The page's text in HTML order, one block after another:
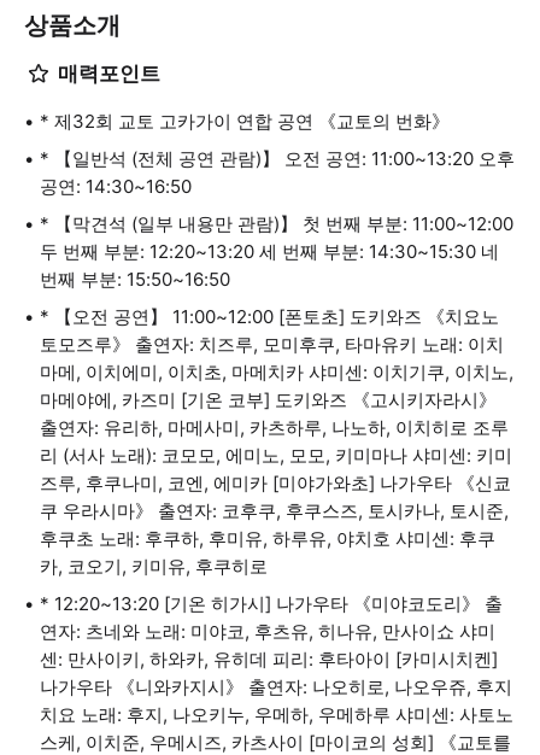
상품소개
매력포인트
* 제32회 교토 고카가이 연합 공연 《교토의 번화》
* 【일반석 (전체 공연 관람)】 오전 공연: 11:00~13:20 오후
공연: 14:30~16:50
* 【막견석 (일부 내용만 관람)】 첫 번째 부분: 11:00~12:00
두 번째 부분: 12:20~13:20 세 번째 부분: 14:30~15:30 네
번째 부분: 15:50~16:50
* 【오전 공연】 11:00~12:00 [폰토초] 도키와즈 《치요노
토모즈루》 출연자: 치즈루, 모미후쿠, 타마유키 노래: 이치
마메, 이치에미, 이치초, 마메치카 샤미센: 이치기쿠, 이치노,
마메야에, 카즈미 [기온 코부] 도키와즈 《고시키자라시》
출연자: 유리하, 마메사미, 카츠하루, 나노하, 이치히로 조루
리 (서사 노래): 코모모, 에미노, 모모, 키미마나 샤미센: 키미
즈루, 후쿠나미, 코엔, 에미카 [미야가와초] 나가우타 《신쿄
쿠 우라시마》 출연자: 코후쿠, 후쿠스즈, 토시카나, 토시준,
후쿠초 노래: 후쿠하, 후미유, 하루유, 야치호 샤미센: 후쿠
카, 코오기, 키미유, 후쿠히로
* 12:20~13:20 [기온 히가시] 나가우타 《미야코도리》 출
연자: 츠네와 노래: 미야코, 후츠유, 히나유, 만사이쇼 샤미
센: 만사이키, 하와카, 유히데 피리: 후타아이 [카미시치켄]
나가우타 《니와카지시》 출연자: 나오히로, 나오우쥬, 후지
치요 노래: 후지, 나오키누, 우메하, 우메하루 샤미센: 사토노
스케, 이치준, 우메시즈, 카츠사이 [마이코의 성회] 《교토를